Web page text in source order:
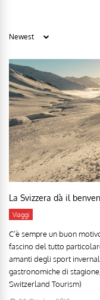
La Svizzera dà il
Viaggi
C’è sempre un buon
fascino del tutto
amanti degli sport
gastronomiche di
Switzerland Tourism)